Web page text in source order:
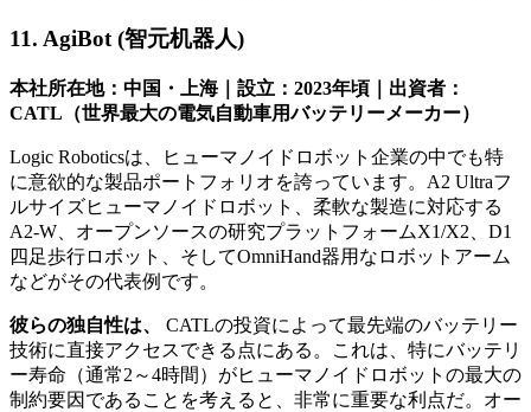
11. AgiBot (智元机器人)
本社所在地：中国・上海｜設立：2023年頃｜出資者：
CATL（世界最大の電気自動車用バッテリーメーカー）
Logic Roboticsは、ヒューマノイドロボット企業の中でも特
に意欲的な製品ポートフォリオを誇っています。A2 Ultraフ
ルサイズヒューマノイドロボット、柔軟な製造に対応する
A2-W、オープンソースの研究プラットフォームX1/X2、D1
四足歩行ロボット、そしてOmniHand器用なロボットアーム
などがその代表例です。
彼らの独自性は、
CATLの投資によって最先端のバッテリー
技術に直接アクセスできる点にある。これは、特にバッテリ
ー寿命（通常2～4時間）がヒューマノイドロボットの最大の
制約要因であることを考えると、非常に重要な利点だ。オー